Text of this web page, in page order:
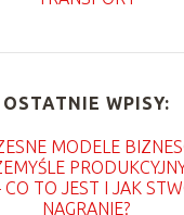
OSTATNIE WPISY:
MODELE
CO TO JEST I JAK
NAGRANIE?